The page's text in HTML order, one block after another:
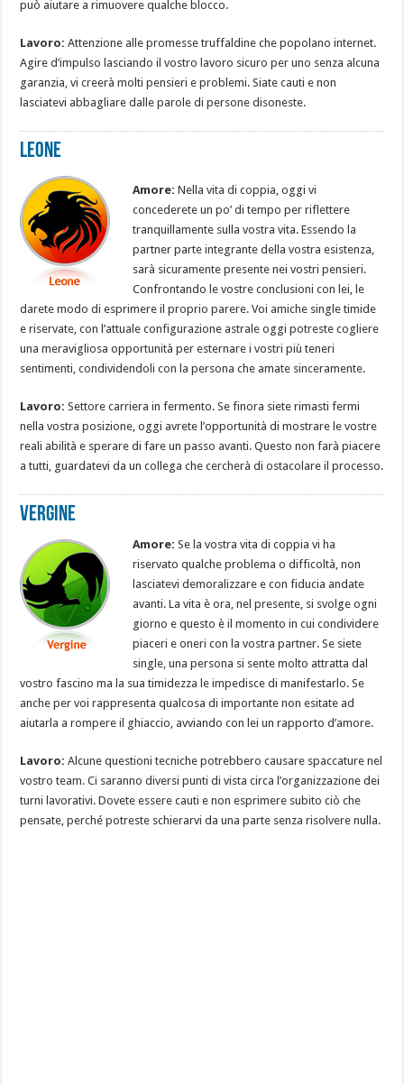
può aiutare a rimuovere qualche blocco.
Lavoro: Attenzione alle promesse truffaldine che popolano internet.
Agire d’impulso lasciando il vostro lavoro sicuro per uno senza alcuna
garanzia, vi creerà molti pensieri e problemi. Siate cauti e non
lasciatevi abbagliare dalle parole di persone disoneste.
Leone
Amore: Nella vita di coppia, oggi vi
concederete un po’ di tempo per riflettere
tranquillamente sulla vostra vita. Essendo la
partner parte integrante della vostra esistenza,
sarà sicuramente presente nei vostri pensieri.
Confrontando le vostre conclusioni con lei, le
darete modo di esprimere il proprio parere. Voi amiche single timide
e riservate, con l’attuale configurazione astrale oggi potreste cogliere
una meravigliosa opportunità per esternare i vostri più teneri
sentimenti, condividendoli con la persona che amate sinceramente.
Lavoro: Settore carriera in fermento. Se finora siete rimasti fermi
nella vostra posizione, oggi avrete l’opportunità di mostrare le vostre
reali abilità e sperare di fare un passo avanti. Questo non farà piacere
a tutti, guardatevi da un collega che cercherà di ostacolare il processo.
Vergine
Amore: Se la vostra vita di coppia vi ha
riservato qualche problema o difficoltà, non
lasciatevi demoralizzare e con fiducia andate
avanti. La vita è ora, nel presente, si svolge ogni
giorno e questo è il momento in cui condividere
piaceri e oneri con la vostra partner. Se siete
single, una persona si sente molto attratta dal
vostro fascino ma la sua timidezza le impedisce di manifestarlo. Se
anche per voi rappresenta qualcosa di importante non esitate ad
aiutarla a rompere il ghiaccio, avviando con lei un rapporto d’amore.
Lavoro: Alcune questioni tecniche potrebbero causare spaccature nel
vostro team. Ci saranno diversi punti di vista circa l’organizzazione dei
turni lavorativi. Dovete essere cauti e non esprimere subito ciò che
pensate, perché potreste schierarvi da una parte senza risolvere nulla.